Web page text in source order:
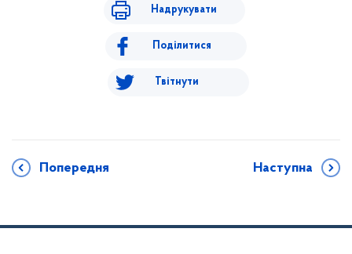
Надрукувати
Поділитися
Твітнути
Попередня Наступна